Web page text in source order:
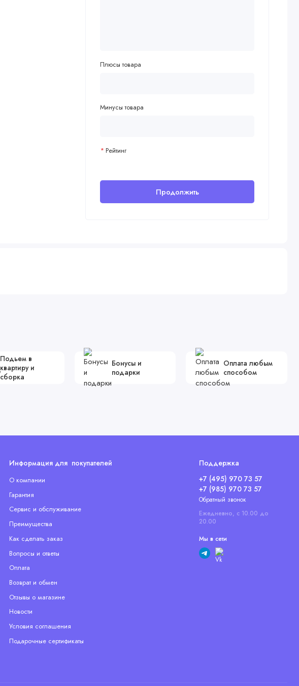
Плюсы товара
Минусы товара
Рейтинг
Продолжить
Подьем в
квартиру и
сборка
Бонусы и
подарки
Оплата любым
способом
Информация для покупателей
О компании
Гарантия
Сервис и обслуживание
Преимущества
Как сделать заказ
Вопросы и ответы
Оплата
Возврат и обмен
Отзывы о магазине
Новости
Условия соглашения
Подарочные сертификаты
Поддержка
+7 (495) 970 73 57
+7 (985) 970 73 57
Обратный звонок
Ежедневно, с 10.00 до
20.00
Мы в сети